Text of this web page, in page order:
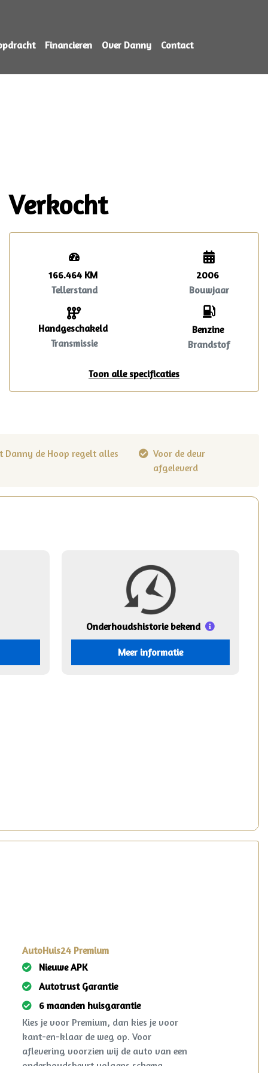
Financieren Over Danny Contact
Verkocht
166.464 KM
Tellerstand
Handgeschakeld
Transmissie
2006
Bouwjaar
Benzine
Brandstof
Toon alle specificaties
Danny de Hoop regelt alles
Voor de deur
afgeleverd
Onderhoudshistorie bekend
Meer informatie
AutoHuis24 Premium
Nieuwe APK
Autotrust Garantie
6 maanden huisgarantie
Kies je voor Premium, dan kies je voor
kant-en-klaar de weg op. Voor
aflevering voorzien wij de auto van een
onderhoudsbeurt volgens schema,